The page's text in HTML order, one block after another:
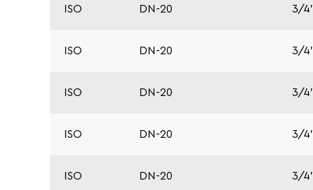
ISO DN-20 3/
ISO DN-20 3/
ISO DN-20 3/
ISO DN-20 3/
ISO DN-20 3/